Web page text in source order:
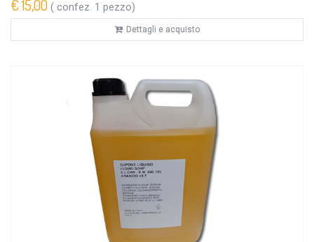
€ 15,00 ( confez. 1 pezzo)
Dettagli e acquisto